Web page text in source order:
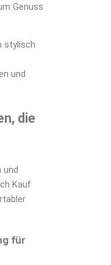
Genuss
stylisch
und
die
und
Kauf
für